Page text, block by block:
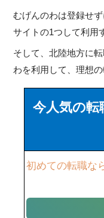
むげんのわは登録せ
サイトの1つして利用
そして、北陸地方に
わを利用して、理想
今人気の転
初めての転職な